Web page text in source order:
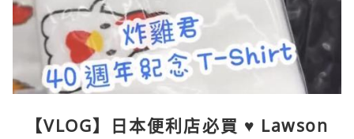
【VLOG】日本便利店必買 ♥ Lawson